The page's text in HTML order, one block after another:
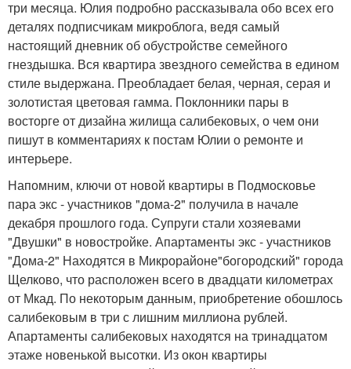
три месяца. Юлия подробно рассказывала обо всех его
деталях подписчикам микроблога, ведя самый
настоящий дневник об обустройстве семейного
гнездышка. Вся квартира звездного семейства в едином
стиле выдержана. Преобладает белая, черная, серая и
золотистая цветовая гамма. Поклонники пары в
восторге от дизайна жилища салибековых, о чем они
пишут в комментариях к постам Юлии о ремонте и
интерьере.
Напомним, ключи от новой квартиры в Подмосковье
пара экс - участников "дома-2" получила в начале
декабря прошлого года. Супруги стали хозяевами
"Двушки" в новостройке. Апартаменты экс - участников
"Дома-2" Находятся в Микрорайоне"богородский" города
Щелково, что расположен всего в двадцати километрах
от Мкад. По некоторым данным, приобретение обошлось
салибековым в три с лишним миллиона рублей.
Апартаменты салибековых находятся на тринадцатом
этаже новенькой высотки. Из окон квартиры